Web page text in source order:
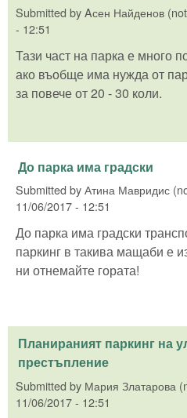
Submitted byAсен Найденов
- 12:51
Тази част на парка е много
ако въобще има нужда от
за повече от 20 - 30 коли.
До парка има градски
Submitted byАтина Мавридис
11/06/2017 - 12:51
До парка има градски
паркинг в такива мащаби е
ни отнемайте гората!
Планираният паркинг на
престъпление
Submitted by Мария Златарова
11/06/2017 - 12:51